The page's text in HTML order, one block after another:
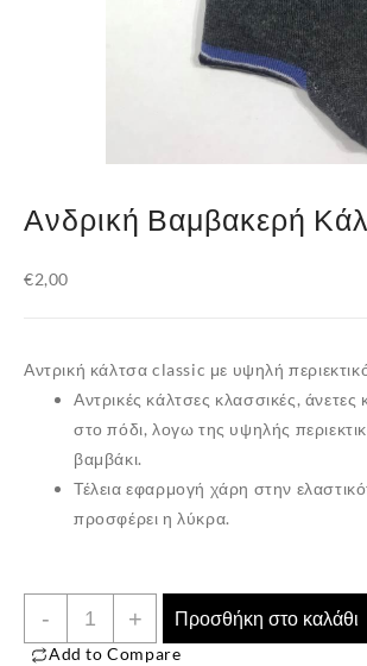
Ανδρική Βαμβακερή
€2,00
Αντρική κάλτσα classic με υψηλή
Αντρικές κάλτσες κλασσικές, άνετες
στο πόδι, λογω της υψηλής
βαμβάκι.
Τέλεια εφαρμογή χάρη στην
προσφέρει ηλύκρα.
-
Ανδρική
Βαμβακερή
+
Προσθήκη στο καλάθι
Add to Compare